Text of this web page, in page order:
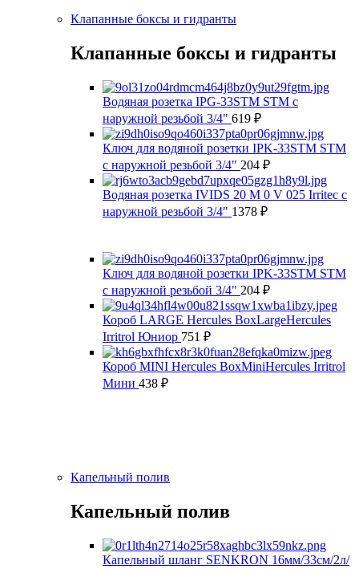
Клапанные боксы и гидранты
Клапанные боксы и гидранты
Водяная розетка IPG-33STM STM с
наружной резьбой 3/4" 619 ₽
Ключ для водяной розетки IPK-33STM STM
с наружной резьбой 3/4" 204 ₽
Водяная розетка IVIDS 20 M 0 V 025 Irritec с
наружной резьбой 3/4" 1378 ₽
Ключ для водяной розетки IPK-33STM STM
с наружной резьбой 3/4" 204 ₽
Короб LARGE Hercules BoxLargeHercules
Irritrol Юниор 751 ₽
Короб MINI Hercules BoxMiniHercules Irritrol
Мини 438 ₽
Капельный полив
Капельный полив
Капельный шланг SENKRON 16мм/33см/2л/